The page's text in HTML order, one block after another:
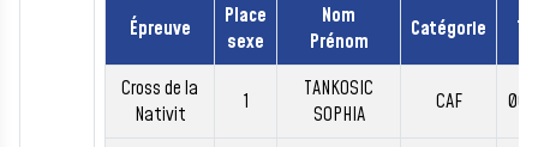
Épreuve
Place
sexe
Nom
Prénom
Catégorie
Cross de la
Nativit
1
TANKOSIC
SOPHIA
CAF